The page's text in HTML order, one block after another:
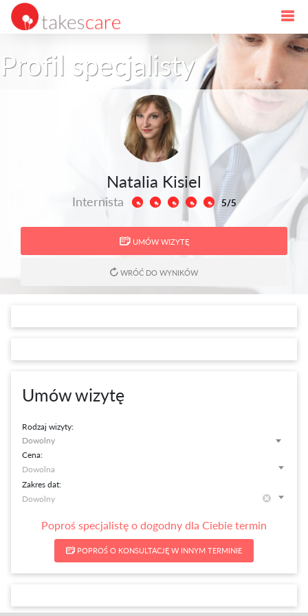
Profil specjalisty
Natalia Kisiel
Internista 5/5
UMÓW WIZYTĘ
WRÓĆ DO WYNIKÓW
Umów wizytę
Rodzaj wizyty:
Dowolny
Cena:
Zakres dat:
Poproś specjalistę o dogodny dla Ciebie termin
POPROŚ O KONSULTACJĘ W INNYM TERMINIE